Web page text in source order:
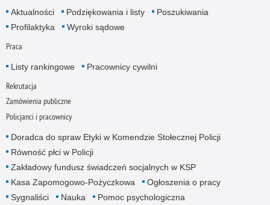
Aktualności Podziękowania i listy
Poszukiwania
Profilaktyka
Wyroki sądowe
Praca
Listy rankingowe Pracownicy cywilni
Rekrutacja
Zamówienia publiczne
Policjanci i pracownicy
Doradca do spraw Etyki w Komendzie Stołecznej Policji
Równość płci w Policji
Zakładowy fundusz świadczeń socjalnych w KSP
Kasa Zapomogowo-Pożyczkowa
Ogłoszenia o pracy
Sygnaliści
Nauka
Pomoc psychologiczna